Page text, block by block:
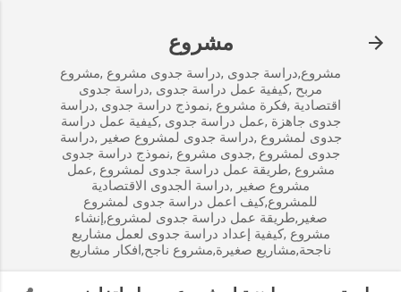
مشروع
مشروع,دراسة جدوى ,دراسة جدوى مشروع ,مشروع
مربح ,كيفية عمل دراسة جدوى ,دراسة جدوى
اقتصادية ,فكرة مشروع ,نموذج دراسة جدوى ,دراسة
جدوى جاهزة ,عمل دراسة جدوى ,كيفية عمل دراسة
جدوى لمشروع ,دراسة جدوى لمشروع صغير ,دراسة
جدوى لمشروع ,جدوى مشروع ,نموذج دراسة جدوى
مشروع ,طريقة عمل دراسة جدوى لمشروع ,عمل
مشروع صغير ,دراسة الجدوى الاقتصادية
للمشروع,كيف اعمل دراسة جدوى لمشروع
صغير,طريقة عمل دراسة جدوى لمشروع,إنشاء
مشروع ,كيفية إعداد دراسة جدوى لعمل مشاريع
ناجحة,مشاريع صغيرة,مشروع ناجح,افكار مشاريع